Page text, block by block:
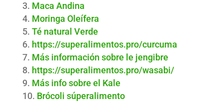
Maca Andina
Moringa Oleífera
Té natural Verde
https://superalimentos.pro/curcuma
Más información sobre le jengibre
https://superalimentos.pro/wasabi/
Más info sobre el Kale
Brócoli súperalimento